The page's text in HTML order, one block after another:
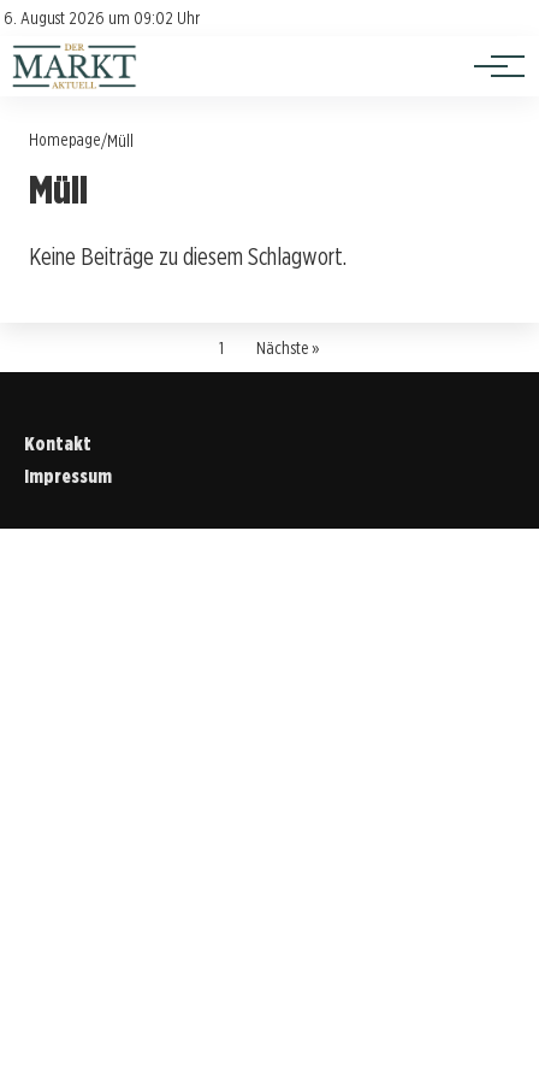
6. August 2026 um 09:02 Uhr
Kontakt
Impressum
Investition
Verbraucherschutz
Homepage/Müll
Müll
Keine Beiträge zu diesem Schlagwort.
1 Nächste »
Kontakt
Impressum